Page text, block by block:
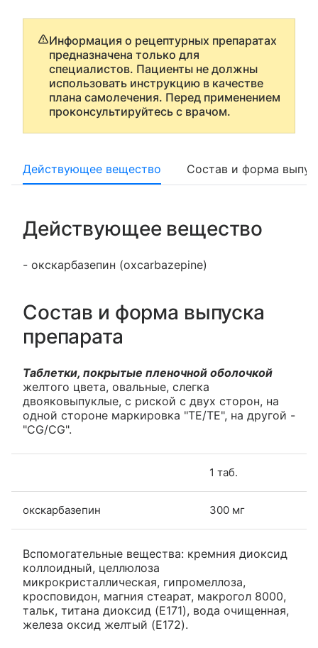
Информация о рецептурных препаратах
предназначена только для
специалистов. Пациенты не должны
использовать инструкцию в качестве
плана самолечения. Перед применением
проконсультируйтесь с врачом.
Действующее вещество Состав и форма
Действующее вещество
- окскарбазепин (oxcarbazepine)
Состав и форма выпуска
препарата
Таблетки, покрытые пленочной оболочкой
желтого цвета, овальные, слегка
двояковыпуклые, с риской с двух сторон, на
одной стороне маркировка "TE/TE", на другой -
"CG/CG".
1 таб.
окскарбазепин 300 мг
Вспомогательные вещества: кремния диоксид
коллоидный, целлюлоза
микрокристаллическая, гипромеллоза,
кросповидон, магния стеарат, макрогол 8000,
тальк, титана диоксид (E171), вода очищенная,
железа оксид желтый (E172).